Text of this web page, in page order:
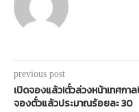
previous post
เปิดจองแล้ว!ตั๋วล่วงหน้าเทศกา
จองตั๋วแล้วประมาณร้อยละ 30